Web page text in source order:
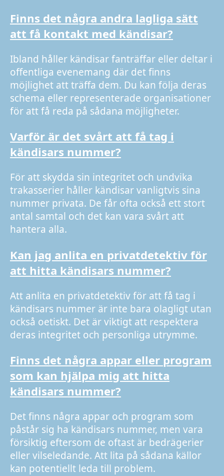
Finns det några andra lagliga sätt
att få kontakt med kändisar?
Ibland håller kändisar fanträffar eller deltar i
offentliga evenemang där det finns
möjlighet att träffa dem. Du kan följa deras
schema eller representerade organisationer
för att få reda på sådana möjligheter.
Varför är det svårt att få tag i
kändisars nummer?
För att skydda sin integritet och undvika
trakasserier håller kändisar vanligtvis sina
nummer privata. De får ofta också ett stort
antal samtal och det kan vara svårt att
hantera alla.
Kan jag anlita en privatdetektiv för
att hitta kändisars nummer?
Att anlita en privatdetektiv för att få tag i
kändisars nummer är inte bara olagligt utan
också oetiskt. Det är viktigt att respektera
deras integritet och personliga utrymme.
Finns det några appar eller program
som kan hjälpa mig att hitta
kändisars nummer?
Det finns några appar och program som
påstår sig ha kändisars nummer, men vara
försiktig eftersom de oftast är bedrägerier
eller vilseledande. Att lita på sådana källor
kan potentiellt leda till problem.